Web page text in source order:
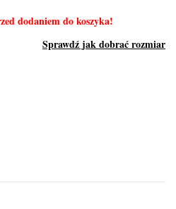
dodaniem do koszyka!
Sprawdź jak dobrać rozmiar